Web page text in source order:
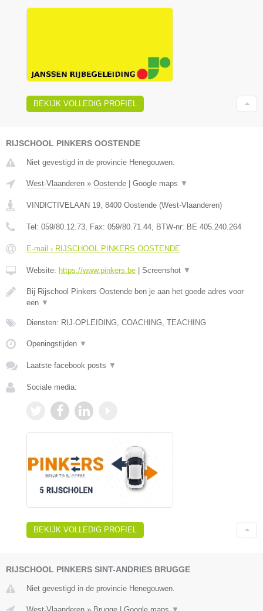
BEKIJK VOLLEDIG PROFIEL
RIJSCHOOL PINKERS OOSTENDE
Niet gevestigd in de provincie Henegouwen.
West-Vlaanderen » Oostende Google maps ▼
VINDICTIVELAAN 19, 8400 Oostende (West-Vlaanderen)
Tel: 059/80.12.73, Fax: 059/80.71.44, BTW-nr: BE 405.240.264
E-mail › RIJSCHOOL PINKERS OOSTENDE
Website: https://www.pinkers.be Screenshot ▼
Bij Rijschool Pinkers Oostende ben je aan het goede adres voor
een ▼
Diensten: RIJ-OPLEIDING, COACHING, TEACHING
Openingstijden ▼
Laatste facebook posts ▼
Sociale media:
BEKIJK VOLLEDIG PROFIEL
RIJSCHOOL PINKERS SINT-ANDRIES BRUGGE
Niet gevestigd in de provincie Henegouwen.